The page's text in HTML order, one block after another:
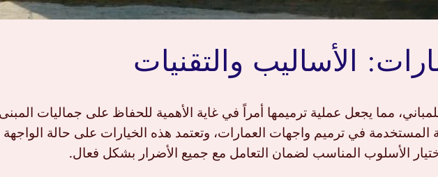
الأساليب والتقنيات
مما يجعل عملية ترميمها أمراً في غاية الأهمية للحفاظ على جماليات المبنى
المستخدمة في ترميم واجهات العمارات، وتعتمد هذه الخيارات على حالة
الأسلوب المناسب لضمان التعامل مع جميع الأضرار بشكل فعال.